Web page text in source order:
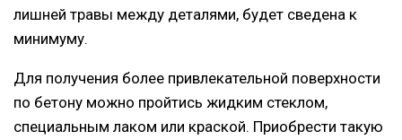
лишней травы между деталями, будет сведена к
минимуму.
Для получения более привлекательной поверхности
по бетону можно пройтись жидким стеклом,
специальным лаком или краской. Приобрести такую